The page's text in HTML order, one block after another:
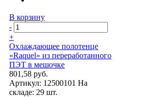
В корзину
-
+
Охлаждающее полотенце
«Raquel» из переработанного
ПЭТ в мешочке
801,58 руб.
Артикул: 12500101 На
складе: 29 шт.